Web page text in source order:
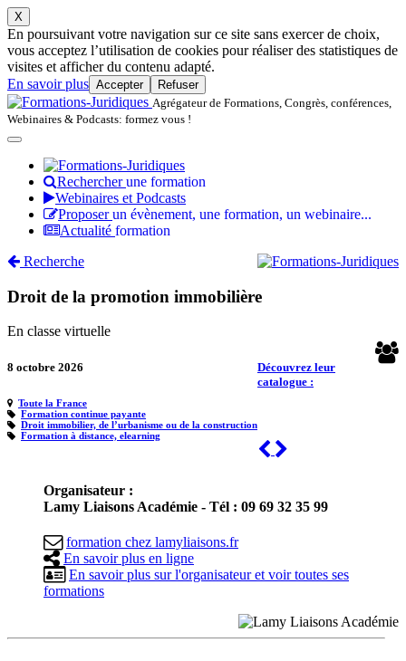
X
En poursuivant votre navigation sur ce site sans exercer de choix,
vous acceptez l’utilisation de cookies pour réaliser des statistiques de
visites et afficher du contenu adapté.
En savoir plus Accepter
Refuser
Agrégateur de Formations, Congrès, conférences,
Webinaires & Podcasts: formez vous !
Rechercherune formation
Webinaires et Podcasts
Proposerun évènement, une formation, un webinaire...
Actualité formation
Recherche
Droit de la promotion immobilière
En classe virtuelle
8 octobre 2026
Toute la France
Formation continue payante
Droit immobilier, de l’urbanisme ou de la construction
Formation à distance, elearning
Organisateur :
Lamy Liaisons Académie - Tél : 09 69 32 35 99
formation chez lamyliaisons.fr
En savoir plus en ligne
En savoir plus sur l'organisateur et voir toutes ses
formations
Découvrez leur
catalogue :
Previous